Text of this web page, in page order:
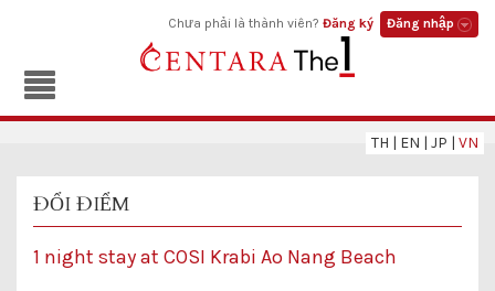
Đăng nhập
Đăng ký
Chưa phải là thành viên?
ĐỔI ĐIỂM
1 night stay at COSI Krabi Ao Nang Beach
TH | EN | JP | VN